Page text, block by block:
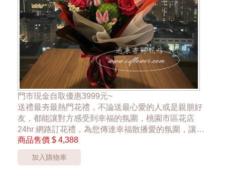
門市現金自取優惠3999元~
送禮最夯最熱門花禮，不論送最心愛的人或是親朋好
友，都能讓對方感受到幸福的氛圍，桃園市區花店
24hr 網路訂花禮，為您傳達幸福散播愛的氛圍，讓大
家感受到花禮的幸福
~粉紅色青葙小花缺貨時，則由卡斯比亞小花替代搭配
商品售價 $ 4,388
加入購物車